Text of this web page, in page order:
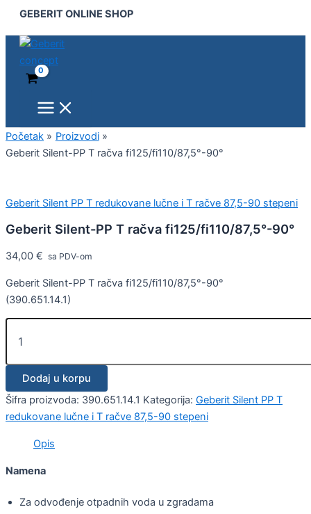
Pređi
sadržaj
GEBERIT ONLINE SHOP
Menu
Početak
Proizvodi
Geberit Silent-PP T račva fi125/fi110/87,5°-90°
Geberit Silent PP T redukovane lučne i T račve 87,5-90 stepeni
Geberit Silent-PP T račva fi125/fi110/87,5°-90°
34,00 € sa PDV-om
Geberit Silent-PP T račva fi125/fi110/87,5°-90°
(390.651.14.1)
Silent-
PP
račva
fi125/fi110/87,5°-90°
Dodaj u korpu
Šifra proizvoda: 390.651.14.1 Kategorija: Geberit Silent PP T
redukovane lučne i T račve 87,5-90 stepeni
Opis
Namena
Za odvođenje otpadnih voda u zgradama